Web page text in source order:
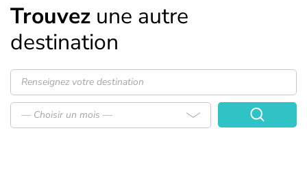
Trouvez une autre
destination
— Choisir un mois —